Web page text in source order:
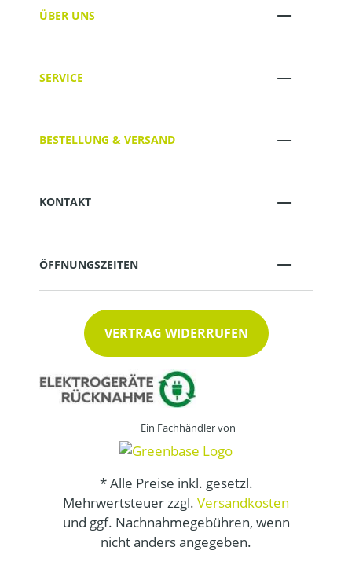
ÜBER UNS
SERVICE
BESTELLUNG & VERSAND
KONTAKT
ÖFFNUNGSZEITEN
VERTRAG WIDERRUFEN
Ein Fachhändler von
* Alle Preise inkl. gesetzl.
Mehrwertsteuer zzgl. Versandkosten
und ggf. Nachnahmegebühren, wenn
nicht anders angegeben.